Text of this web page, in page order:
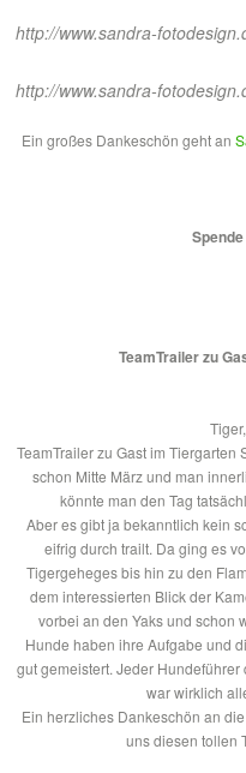
http://www.sandra-
http://www.sandra-
Ein großes Dankeschön geht an
TeamTrailer zu
TeamTrailer zu Gast im
schon Mitte März und man
könnte man den Tag
Aber es gibt ja bekanntlich kein
eifrig durch trailt. Da ging es
Tigergeheges bis hin zu den
dem interessierten Blick der
vorbei an den Yaks und schon
Hunde haben ihre Aufgabe und
gut gemeistert. Jeder
war wirklich
Ein herzliches Dankeschön an
uns diesen tollen